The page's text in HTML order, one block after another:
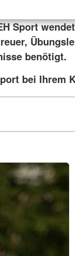
Sport
benötigt.
bei Ihrem